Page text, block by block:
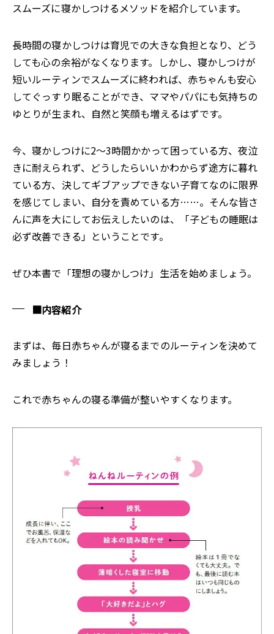
スムーズに寝かしつけるメソッドを紹介しています。
長時間の寝かしつけは育児での大きな負担となり、どう
しても心の余裕がなくなります。しかし、寝かしつけが
短いルーティンでスムーズに終われば、赤ちゃんも安心
してぐっすり眠ることができ、ママやパパにも気持ちの
ゆとりが生まれ、自然と笑顔も増えるはずです。
今、寝かしつけに2～3時間かかって困っている方、夜泣
きに耐えられず、どうしたらいいかわからず途方に暮れ
ている方、決してギブアップできない子育てなのに限界
を感じてしまい、自分を責めている方……。そんな皆さ
んに声を大にしてお伝えしたいのは、「子どもの睡眠は
必ず改善できる」ということです。
ぜひ本書で「理想の寝かしつけ」生活を始めましょう。
■内容紹介
まずは、毎日赤ちゃんが寝るまでのルーティンを決めて
みましょう！
これで赤ちゃんの寝る準備が整いやすくなります。